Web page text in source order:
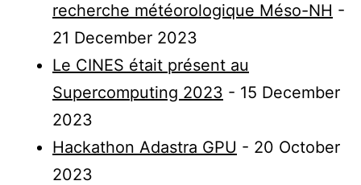
recherche météorologique Méso-NH -
21 December 2023
Le CINES était présent au
Supercomputing 2023 - 15 December
2023
Hackathon Adastra GPU - 20 October
2023